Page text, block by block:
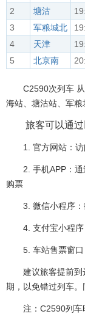
2
塘沽
3
军粮城北
4
天津
5
北京南
C2590次列车
海站、塘沽站、军粮
旅客可以通
1. 官方网站：
2. 手机APP：
购票
3. 微信小程序
4. 支付宝小程
5. 车站售票窗
建议旅客提前
期，以免错过列车。
注：C2590列